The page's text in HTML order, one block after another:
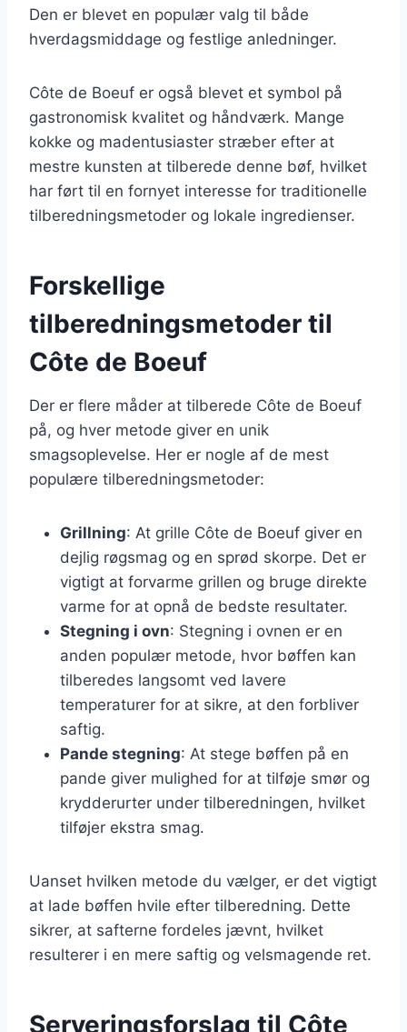
Den er blevet en populær valg til både
hverdagsmiddage og festlige anledninger.
Côte de Boeuf er også blevet et symbol på
gastronomisk kvalitet og håndværk. Mange
kokke og madentusiaster stræber efter at
mestre kunsten at tilberede denne bøf, hvilket
har ført til en fornyet interesse for traditionelle
tilberedningsmetoder og lokale ingredienser.
Forskellige
tilberedningsmetoder til
Côte de Boeuf
Der er flere måder at tilberede Côte de Boeuf
på, og hver metode giver en unik
smagsoplevelse. Her er nogle af de mest
populære tilberedningsmetoder:
Grillning: At grille Côte de Boeuf giver en
dejlig røgsmag og en sprød skorpe. Det er
vigtigt at forvarme grillen og bruge direkte
varme for at opnå de bedste resultater.
Stegning i ovn: Stegning i ovnen er en
anden populær metode, hvor bøffen kan
tilberedes langsomt ved lavere
temperaturer for at sikre, at den forbliver
saftig.
Pande stegning: At stege bøffen på en
pande giver mulighed for at tilføje smør og
krydderurter under tilberedningen, hvilket
tilføjer ekstra smag.
Uanset hvilken metode du vælger, er det vigtigt
at lade bøffen hvile efter tilberedning. Dette
sikrer, at safterne fordeles jævnt, hvilket
resulterer i en mere saftig og velsmagende ret.
Serveringsforslag til Côte